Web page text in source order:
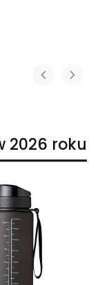
2026 roku